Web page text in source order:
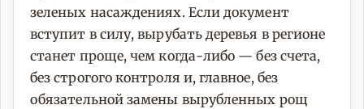
зеленых насаждениях. Если документ
вступит в силу, вырубать деревья в регионе
станет проще, чем когда-либо — без счета,
без строгого контроля и, главное, без
обязательной замены вырубленных рощ